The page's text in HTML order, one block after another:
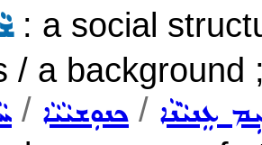
: a social
/ a
/ ܟܢܘܼܫܝܵܝܵܐ / ܥܸܢܝܵܢܵܐ